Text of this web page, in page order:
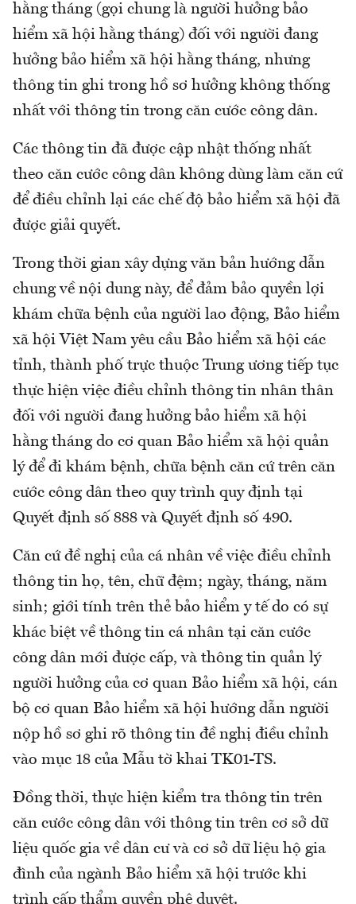
hằng tháng (gọi chung là người hưởng bảo
hiểm xã hội hằng tháng) đối với người đang
hưởng bảo hiểm xã hội hằng tháng, nhưng
thông tin ghi trong hồ sơ hưởng không thống
nhất với thông tin trong căn cước công dân.
Các thông tin đã được cập nhật thống nhất
theo căn cước công dân không dùng làm căn cứ
để điều chỉnh lại các chế độ bảo hiểm xã hội đã
được giải quyết.
Trong thời gian xây dựng văn bản hướng dẫn
chung về nội dung này, để đảm bảo quyền lợi
khám chữa bệnh của người lao động, Bảo hiểm
xã hội Việt Nam yêu cầu Bảo hiểm xã hội các
tỉnh, thành phố trực thuộc Trung ương tiếp tục
thực hiện việc điều chỉnh thông tin nhân thân
đối với người đang hưởng bảo hiểm xã hội
hằng tháng do cơ quan Bảo hiểm xã hội quản
lý để đi khám bệnh, chữa bệnh căn cứ trên căn
cước công dân theo quy trình quy định tại
Quyết định số 888 và Quyết định số 490.
Căn cứ đề nghị của cá nhân về việc điều chỉnh
thông tin họ, tên, chữ đệm; ngày, tháng, năm
sinh; giới tính trên thẻ bảo hiểm y tế do có sự
khác biệt về thông tin cá nhân tại căn cước
công dân mới được cấp, và thông tin quản lý
người hưởng của cơ quan Bảo hiểm xã hội, cán
bộ cơ quan Bảo hiểm xã hội hướng dẫn người
nộp hồ sơ ghi rõ thông tin đề nghị điều chỉnh
vào mục 18 của Mẫu tờ khai TK01-TS.
Đồng thời, thực hiện kiểm tra thông tin trên
căn cước công dân với thông tin trên cơ sở dữ
liệu quốc gia về dân cư và cơ sở dữ liệu hộ gia
đình của ngành Bảo hiểm xã hội trước khi
trình cấp thẩm quyền phê duyệt.